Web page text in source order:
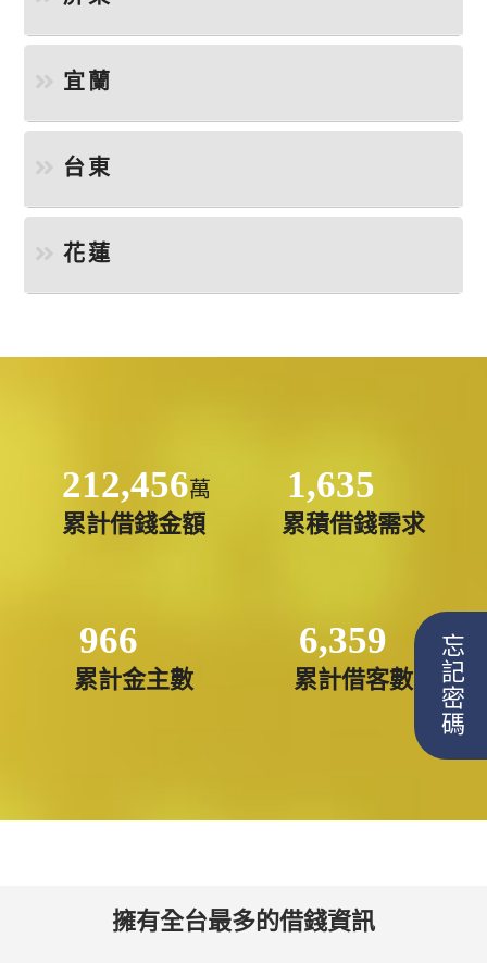
宜蘭
台東
花蓮
212,456萬
累計借錢金額
1,635
累積借錢需求
966
累計金主數
6,359
累計借客數
擁有全台最多的借錢資訊
忘記密碼